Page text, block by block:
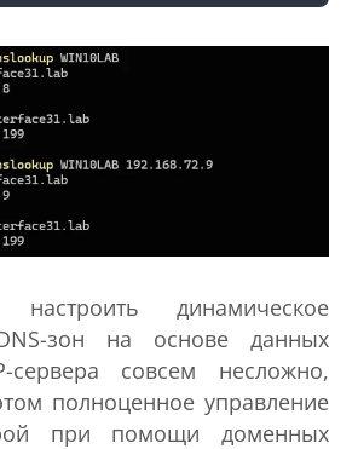
динамическое
зон на основе данных
сервера совсем несложно,
полноценное управление
при помощи доменных